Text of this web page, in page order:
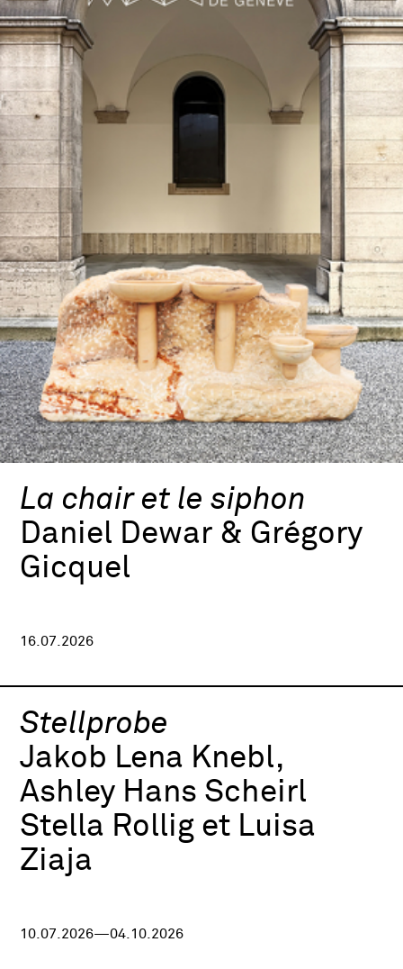
La chair et le siphon
Daniel Dewar & Grégory
Gicquel
16.07.2026
Stellprobe
Jakob Lena Knebl,
Ashley Hans Scheirl
Stella Rollig et Luisa
Ziaja
10.07.2026—04.10.2026